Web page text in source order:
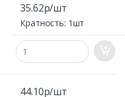
35.62р/шт
Кратность: 1шт
44.10р/шт